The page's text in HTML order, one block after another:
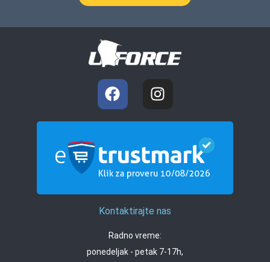
Kontaktirajte nas
Radno vreme:
ponedeljak - petak 7-17h,